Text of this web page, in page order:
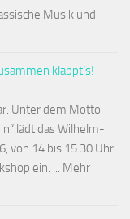
Musik und
klappt’s!
Unter dem Motto
lädt das Wilhelm-
von 14 bis 15.30 Uhr
ein. ... Mehr